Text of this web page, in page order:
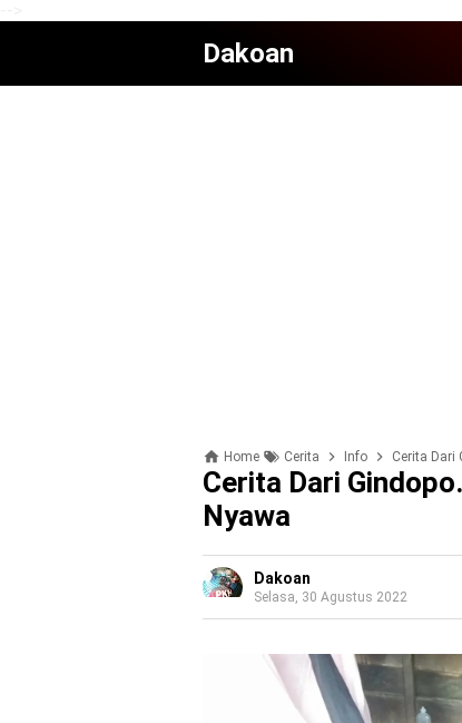
Dakoan
Home Cerita Info Cerita Dari
Cerita Dari
Nyawa
Dakoan
Selasa, 30 Agustus 2022